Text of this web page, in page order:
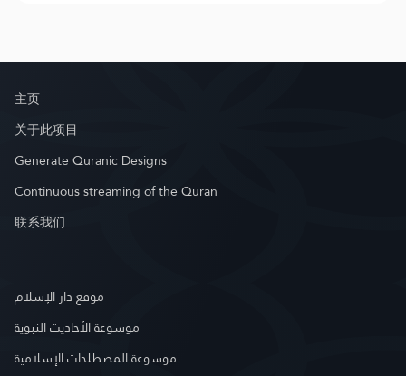
主页
关于此项目
Generate Quranic Designs
Continuous streaming of the Quran
联系我们
موقع دار الإسلام
موسوعة الأحاديث النبوية
موسوعة المصطلحات الإسلامية